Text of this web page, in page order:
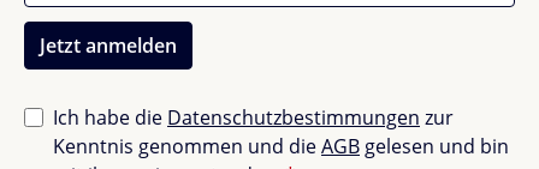
Jetzt anmelden
Ich habe die Datenschutzbestimmungen zur
Kenntnis genommen und dieAGB gelesen und bin